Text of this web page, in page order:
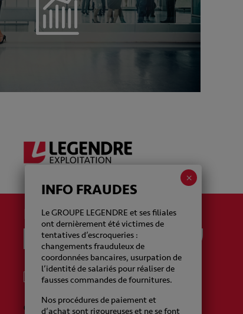
La newsletter Legendre
J'accepte de recevoir de la part du Groupe
Legendre des emails
CAPTCHA
INFO FRAUDES
Le GROUPE LEGENDRE et ses filiales
ont dernièrement été victimes de
tentatives d’escroqueries :
changements frauduleux de
coordonnées bancaires, usurpation de
l’identité de salariés pour réaliser de
fausses commandes de fournitures.
Nos procédures de paiement et
d’achat sont rigoureuses et ne se font